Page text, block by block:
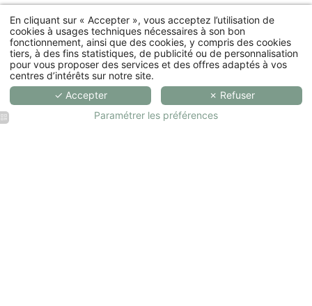
En cliquant sur « Accepter », vous acceptez l’utilisation de
cookies à usages techniques nécessaires à son bon
fonctionnement, ainsi que des cookies, y compris des cookies
tiers, à des fins statistiques, de publicité ou de personnalisation
pour vous proposer des services et des offres adaptés à vos
centres d’intérêts sur notre site.
✓ Accepter
✗ Refuser
Paramétrer les préférences